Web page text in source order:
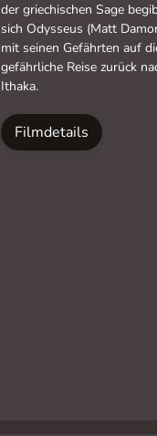
der griechischen Sage
sich Odysseus (Matt
mit seinen Gefährten auf
gefährliche Reise zurück
Ithaka.
Filmdetails